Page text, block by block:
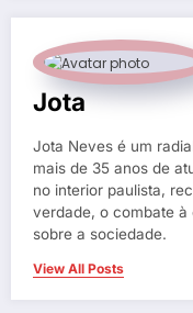
Jota
Jota Neves é um
mais de 35 anos de
no interior paulista,
verdade, o combate
sobre a sociedade.
View All Posts